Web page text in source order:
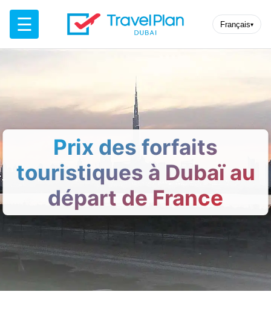
☰ Français▾
Prix ​​des forfaits
touristiques à Dubaï au
départ de France